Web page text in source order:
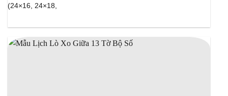
(24×16, 24×18,